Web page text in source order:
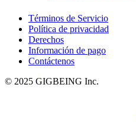
Términos de Servicio
Política de privacidad
Derechos
Información de pago
Contáctenos
© 2025 GIGBEING Inc.